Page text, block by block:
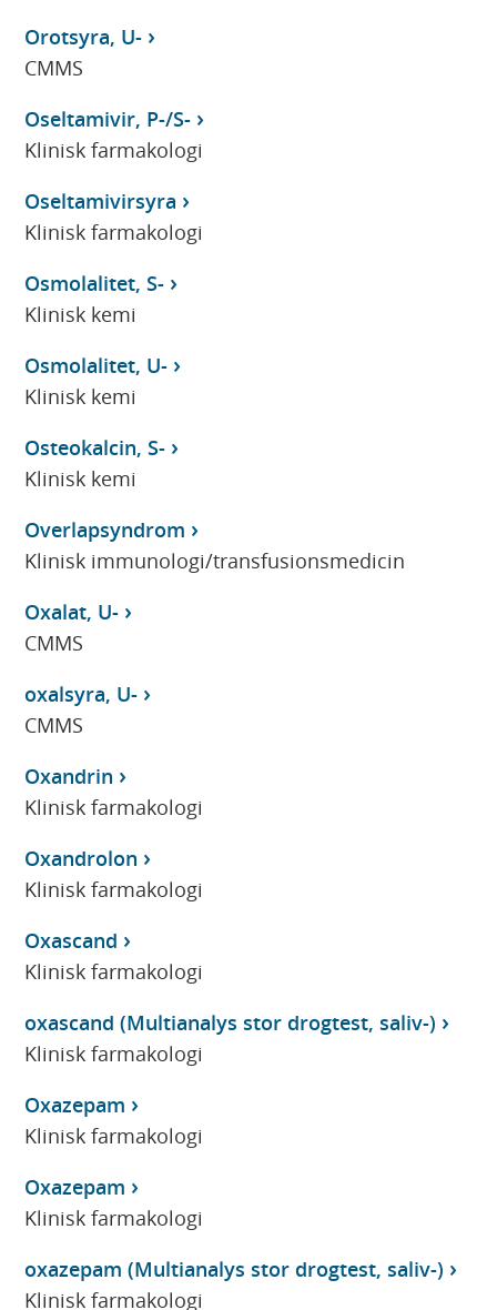
Orotsyra, U-
CMMS
Oseltamivir, P-/S-
Klinisk farmakologi
Oseltamivirsyra
Klinisk farmakologi
Osmolalitet, S-
Klinisk kemi
Osmolalitet, U-
Klinisk kemi
Osteokalcin, S-
Klinisk kemi
Overlapsyndrom
Klinisk immunologi/transfusionsmedicin
Oxalat, U-
CMMS
oxalsyra, U-
CMMS
Oxandrin
Klinisk farmakologi
Oxandrolon
Klinisk farmakologi
Oxascand
Klinisk farmakologi
oxascand (Multianalys stor drogtest, saliv-)
Klinisk farmakologi
Oxazepam
Klinisk farmakologi
Oxazepam
Klinisk farmakologi
oxazepam (Multianalys stor drogtest, saliv-)
Klinisk farmakologi